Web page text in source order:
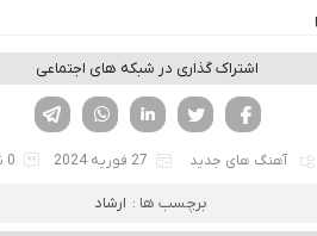
اشتراک گذاری در شبکه های اجتماعی
لینکدین تویتر
فیسوک
آهنگ های جدید 27 فوریه 2024 0 نظر
برچسب ها : ارشاد